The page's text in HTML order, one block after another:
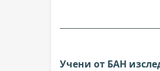
Учени от БАН